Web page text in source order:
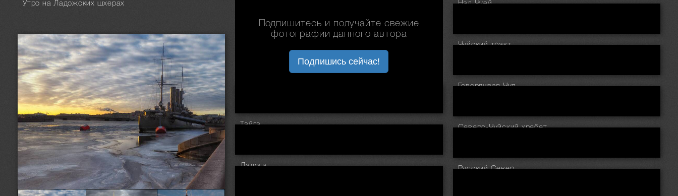
Подпишитесь и получайте свежие
фотографии данного автора
Подпишись сейчас!
Утро на Ладожских шхерах Над Чуей
Чуйский тракт
Говорливая Чуя
Тайга Северо-Чуйский хребет
Ладога Русский Север